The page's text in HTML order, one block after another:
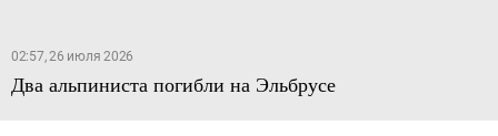
02:57, 26 июля 2026
Два альпиниста погибли на Эльбрусе